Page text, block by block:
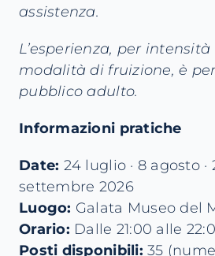
assistenza.
L’esperienza, per
modalità di fruizione, è
pubblico adulto.
Informazioni pratiche
Date: 24 luglio · 8 agosto ·
settembre 2026
Luogo: Galata Museo del
Orario: Dalle 21:00 alle
Posti disponibili: 35